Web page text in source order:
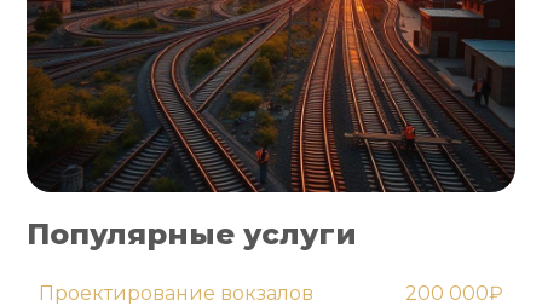
Популярные услуги
Проектирование вокзалов 200 000₽